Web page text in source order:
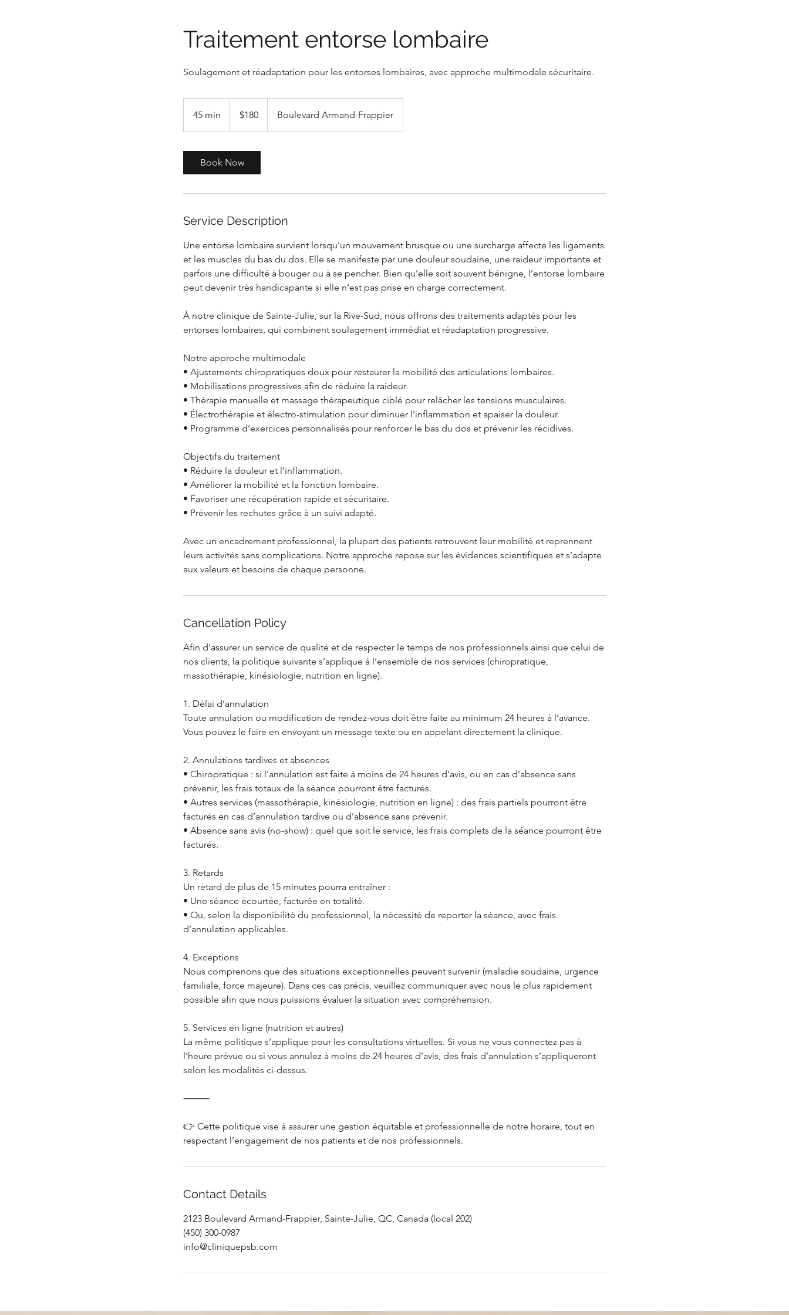
Traitement entorse lombaire
Soulagement et réadaptation pour les entorses lombaires, avec approche multimodale sécuritaire.
45 min
5
dollars$180 Boulevard Armand-Frappier
Book Now
Service Description
Une entorse lombaire survient lorsqu’un mouvement brusque ou une surcharge affecte les ligaments
et les muscles du bas du dos. Elle se manifeste par une douleur soudaine, une raideur importante et
parfois une difficulté à bouger ou à se pencher. Bien qu’elle soit souvent bénigne, l’entorse lombaire
peut devenir très handicapante si elle n’est pas prise en charge correctement.
À notre clinique de Sainte-Julie, sur la Rive-Sud, nous offrons des traitements adaptés pour les
entorses lombaires, qui combinent soulagement immédiat et réadaptation progressive.
Notre approche multimodale
• Ajustements chiropratiques doux pour restaurer la mobilité des articulations lombaires.
• Mobilisations progressives afin de réduire la raideur.
• Thérapie manuelle et massage thérapeutique ciblé pour relâcher les tensions musculaires.
• Électrothérapie et électro-stimulation pour diminuer l’inflammation et apaiser la douleur.
• Programme d’exercices personnalisés pour renforcer le bas du dos et prévenir les récidives.
Objectifs du traitement
• Réduire la douleur et l’inflammation.
• Améliorer la mobilité et la fonction lombaire.
• Favoriser une récupération rapide et sécuritaire.
• Prévenir les rechutes grâce à un suivi adapté.
Avec un encadrement professionnel, la plupart des patients retrouvent leur mobilité et reprennent
leurs activités sans complications. Notre approche repose sur les évidences scientifiques et s’adapte
aux valeurs et besoins de chaque personne.
Cancellation Policy
Afin d’assurer un service de qualité et de respecter le temps de nos professionnels ainsi que celui de
nos clients, la politique suivante s’applique à l’ensemble de nos services (chiropratique,
massothérapie, kinésiologie, nutrition en ligne).
1. Délai d’annulation
Toute annulation ou modification de rendez-vous doit être faite au minimum 24 heures à l’avance.
Vous pouvez le faire en envoyant un message texte ou en appelant directement la clinique.
2. Annulations tardives et absences
• Chiropratique : si l’annulation est faite à moins de 24 heures d’avis, ou en cas d’absence sans
prévenir, les frais totaux de la séance pourront être facturés.
• Autres services (massothérapie, kinésiologie, nutrition en ligne) : des frais partiels pourront être
facturés en cas d’annulation tardive ou d’absence sans prévenir.
• Absence sans avis (no-show) : quel que soit le service, les frais complets de la séance pourront être
facturés.
3. Retards
Un retard de plus de 15 minutes pourra entraîner :
• Une séance écourtée, facturée en totalité.
• Ou, selon la disponibilité du professionnel, la nécessité de reporter la séance, avec frais
d’annulation applicables.
4. Exceptions
Nous comprenons que des situations exceptionnelles peuvent survenir (maladie soudaine, urgence
familiale, force majeure). Dans ces cas précis, veuillez communiquer avec nous le plus rapidement
possible afin que nous puissions évaluer la situation avec compréhension.
5. Services en ligne (nutrition et autres)
La même politique s’applique pour les consultations virtuelles. Si vous ne vous connectez pas à
l’heure prévue ou si vous annulez à moins de 24 heures d’avis, des frais d’annulation s’appliqueront
selon les modalités ci-dessus.
⸻
👉 Cette politique vise à assurer une gestion équitable et professionnelle de notre horaire, tout en
Contact Details
2123 Boulevard Armand-Frappier, Sainte-Julie, QC, Canada (local 202)
(450) 300-0987
info@cliniquepsb.com